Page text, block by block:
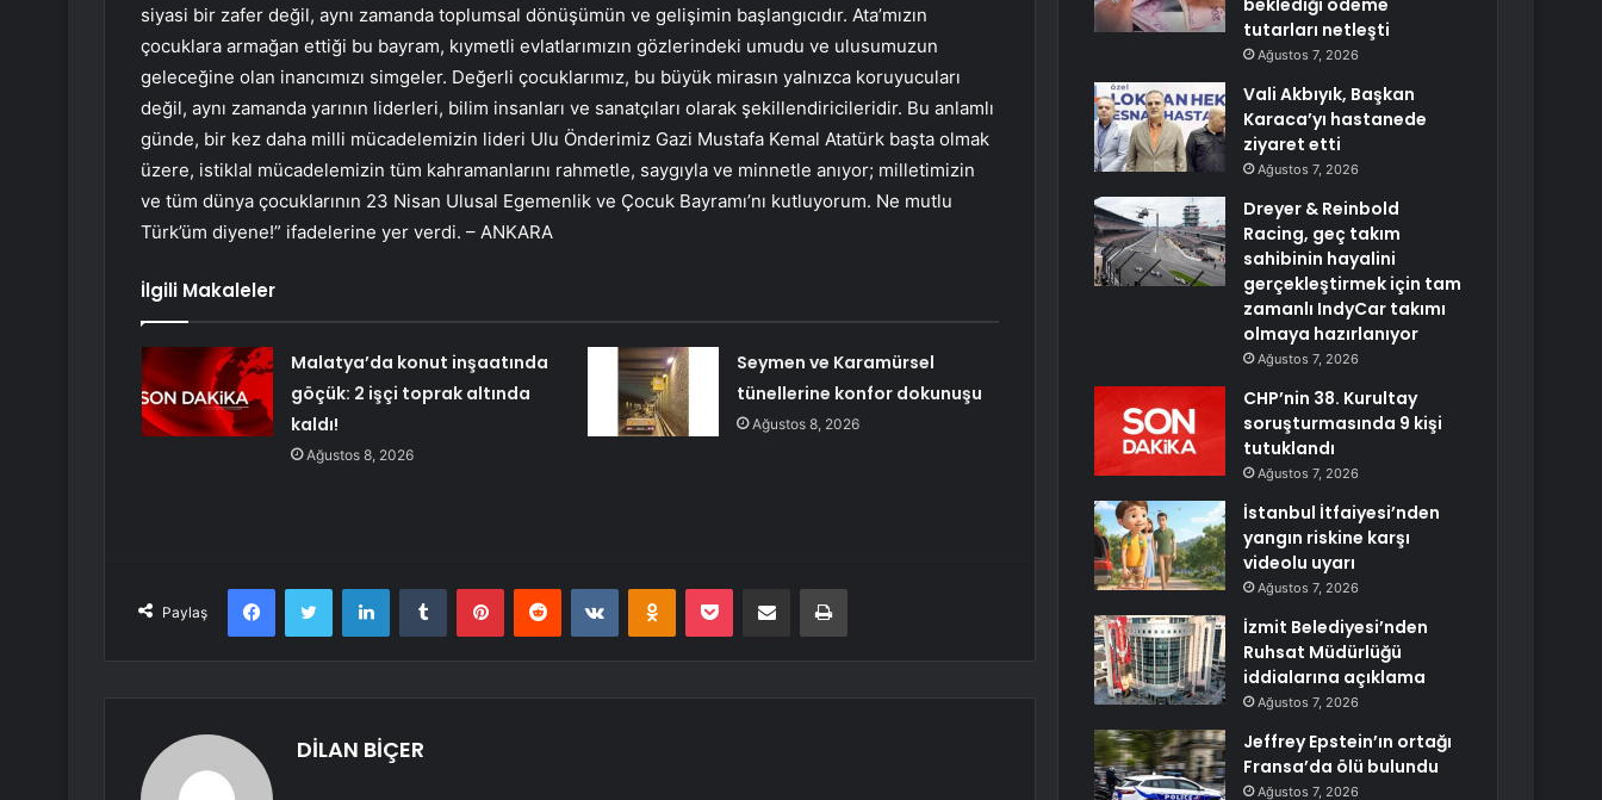
siyasi bir zafer değil, aynı zamanda toplumsal dönüşümün ve gelişimin başlangıcıdır. Ata’mızın
çocuklara armağan ettiği bu bayram, kıymetli evlatlarımızın gözlerindeki umudu ve ulusumuzun
geleceğine olan inancımızı simgeler. Değerli çocuklarımız, bu büyük mirasın yalnızca koruyucuları
değil, aynı zamanda yarının liderleri, bilim insanları ve sanatçıları olarak şekillendiricileridir. Bu anlamlı
günde, bir kez daha milli mücadelemizin lideri Ulu Önderimiz Gazi Mustafa Kemal Atatürk başta olmak
üzere, istiklal mücadelemizin tüm kahramanlarını rahmetle, saygıyla ve minnetle anıyor; milletimizin
ve tüm dünya çocuklarının 23 Nisan Ulusal Egemenlik ve Çocuk Bayramı’nı kutluyorum. Ne mutlu
Türk’üm diyene!” ifadelerine yer verdi. – ANKARA
İlgili Makaleler
Malatya’da konut inşaatında
göçük: 2 işçi toprak altında
kaldı!
Ağustos 8, 2026
Seymen ve Karamürsel
tünellerine konfor dokunuşu
Ağustos 8, 2026
Paylaş
FacebookTwitter LinkedInTumblr PinterestReddit VKontakteOdnoklassniki
Pocket E-Posta ile paylaş Yazdır
DİLAN BİÇER
beklediği ödeme
tutarları netleşti
Ağustos 7, 2026
Vali Akbıyık, Başkan
Karaca’yı hastanede
ziyaret etti
Ağustos 7, 2026
Dreyer & Reinbold
Racing, geç takım
sahibinin hayalini
gerçekleştirmek için tam
zamanlı IndyCar takımı
olmaya hazırlanıyor
Ağustos 7, 2026
CHP’nin 38. Kurultay
soruşturmasında 9 kişi
tutuklandı
Ağustos 7, 2026
İstanbul İtfaiyesi’nden
yangın riskine karşı
videolu uyarı
Ağustos 7, 2026
İzmit Belediyesi’nden
Ruhsat Müdürlüğü
iddialarına açıklama
Ağustos 7, 2026
Jeffrey Epstein’ın ortağı
Fransa’da ölü bulundu
Ağustos 7, 2026